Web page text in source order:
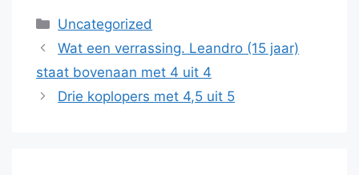
Categorieën
Uncategorized
Wat een verrassing. Leandro (15 jaar)
staat bovenaan met 4 uit 4
Drie koplopers met 4,5 uit 5